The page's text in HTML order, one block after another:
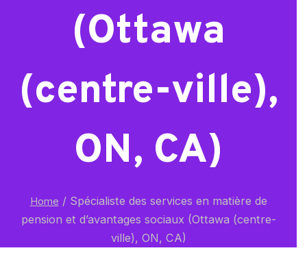
(Ottawa
(centre-ville),
ON, CA)
Home /Spécialiste des services en matière de
pension et d’avantages sociaux (Ottawa (centre-
ville), ON, CA)